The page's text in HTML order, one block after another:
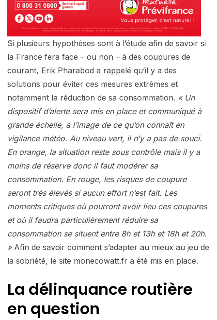
Si plusieurs hypothèses sont à l’étude afin de savoir si
la France fera face – ou non – à des coupures de
courant, Erik Pharabod a rappelé qu’il y a des
solutions pour éviter ces mesures extrêmes et
notamment la réduction de sa consommation. « Un
dispositif d’alerte sera mis en place et communiqué à
grande échelle, à l’image de ce qu’on connaît en
vigilance météo. Au niveau vert, il n’y a pas de souci.
En orange, la situation reste sous contrôle mais il y a
moins de réserve donc il faut modérer sa
consommation. En rouge, les risques de coupure
seront très élevés si aucun effort n’est fait. Les
moments critiques où pourront avoir lieu ces coupures
et où il faudra particulièrement réduire sa
consommation se situent entre 8h et 13h et 18h et 20h.
» Afin de savoir comment s’adapter au mieux au jeu de
la sobriété, le site monecowatt.fr a été mis en place.
La délinquance routière
en question